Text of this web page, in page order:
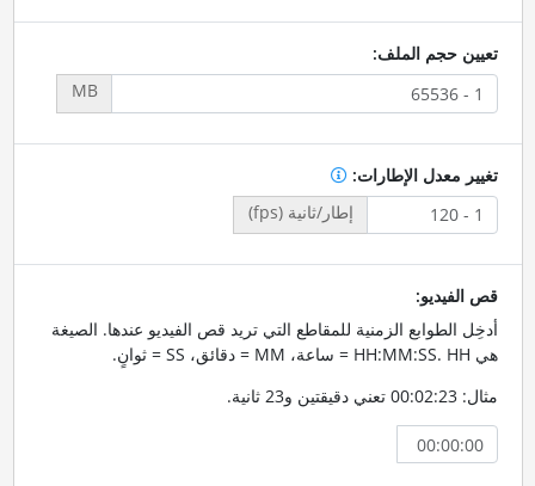
تعيين حجم الملف:
MB
تغيير معدل الإطارات:
إطار/ثانية (fps)
قص الفيديو:
أدخِل الطوابع الزمنية للمقاطع التي تريد قص الفيديو عندها. الصيغة
هي HH:MM:SS. HH = ساعة، MM = دقائق، SS = ثوانٍ.
مثال: 00:02:23 تعني دقيقتين و23 ثانية.